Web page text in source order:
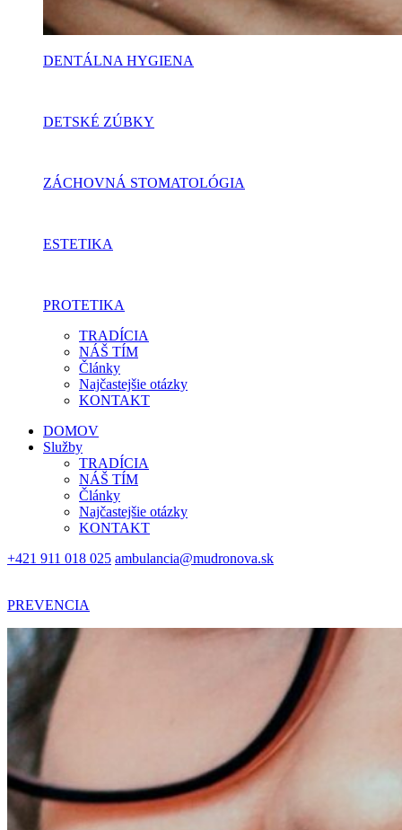
DENTÁLNA HYGIENA
DETSKÉ ZÚBKY
ZÁCHOVNÁ STOMATOLÓGIA
ESTETIKA
PROTETIKA
TRADÍCIA
NÁŠ TÍM
Články
Najčastejšie otázky
KONTAKT
DOMOV
Služby
TRADÍCIA
NÁŠ TÍM
Články
Najčastejšie otázky
KONTAKT
+421 911 018 025 ambulancia@mudronova.sk
PREVENCIA